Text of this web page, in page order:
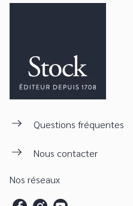
Questions fréquentes
Nous contacter
Nos réseaux